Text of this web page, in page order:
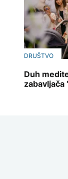
DRUŠTVO
Duh